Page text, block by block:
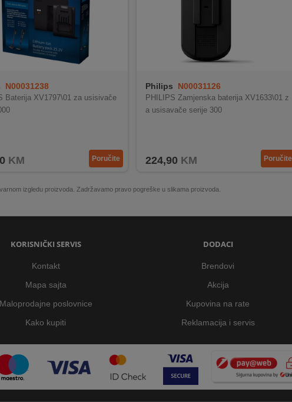
N00031238
Baterija XV1797\01 za usisivače
KM Poručite
Philips N00031126
PHILIPS Zamjenska baterija XV1633\01 z
a usisavače serije 300
224,90 KM Poručite
izgledu proizvoda. Zadržavamo pravo pogreške u slikama proizvoda.
KORISNIČKI SERVIS
Kontakt
Mapa sajta
Maloprodajne poslovnice
Kako kupiti
DODACI
Brendovi
Akcija
Kupovina na rate
Reklamacija i servis